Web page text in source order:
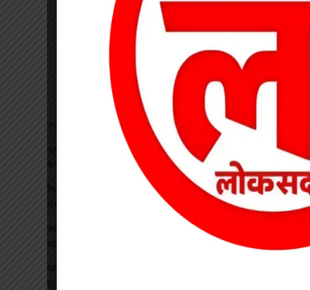
प्रधान पाठक पर हमला, स्कूल का चपरासी गिरफ्तार
अधीक्षिका को हटाने की मांग पर छात्राओं का फूटा गुस्सा, NH-130 पर
चक्काजाम से घंटों थमा यातायात
शिक्षक बने कलेक्टर: कक्षा में पढ़ाया भौतिकी, 100% रिजल्ट पर इसरो
कटघोरा थाना के आरक्षक प्रदीप राठौर एवं रामधन पटेल रिश्वतखोरी के